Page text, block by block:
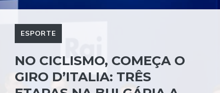
ESPORTE
NO CICLISMO, COMEÇA O
GIRO D’ITALIA: TRÊS